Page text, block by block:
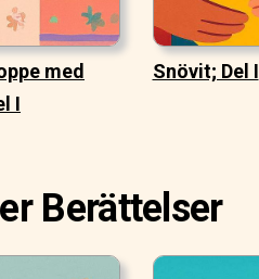
med
I
Snövit; Del I
Berättelser